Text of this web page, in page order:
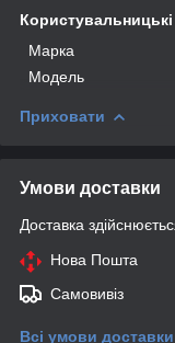
Марка
Модель
Приховати
Умови доставки
Доставка
Нова Пошта
Самовивіз
Всі умови доставки